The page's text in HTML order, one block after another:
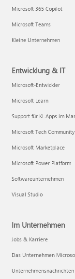
Microsoft 365 Copilot
Microsoft Teams
Kleine Unternehmen
Entwicklung & IT
Microsoft-Entwickler
Microsoft Learn
Support für KI-Apps im
Microsoft Tech Community
Microsoft Marketplace
Microsoft Power Platform
Softwareunternehmen
Visual Studio
Im Unternehmen
Jobs & Karriere
Das Unternehmen
Unternehmensnachrichten